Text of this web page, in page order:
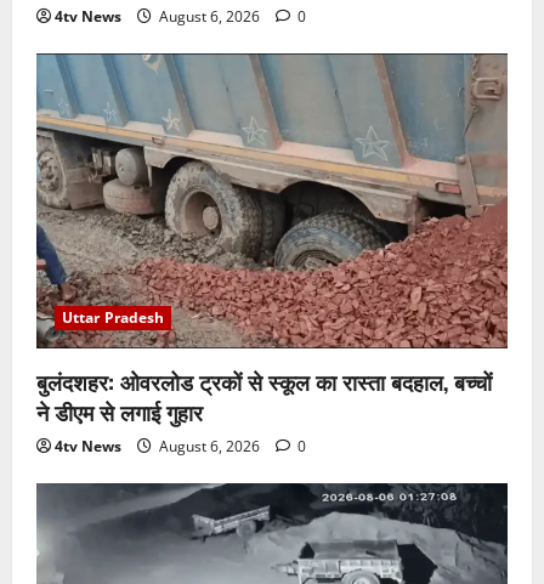
4tv News August 6, 2026 0
Uttar Pradesh
बुलंदशहर: ओवरलोड ट्रकों से स्कूल का रास्ता बदहाल, बच्चों
ने डीएम से लगाई गुहार
4tv News August 6, 2026 0